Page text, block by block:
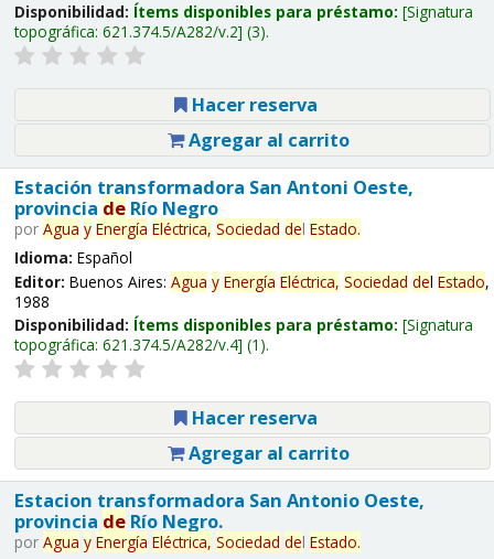
Disponibilidad: Ítems disponibles para préstamo: Signatura
topográfica: 621.374.5/A282/v.2 (3).
Hacer reserva
Agregar al carrito
Estación transformadora San Antoni Oeste,
provincia deRío Negro
por Agua y Energía Eléctrica, Sociedad del Estado.
Idioma: Español
Editor: Buenos Aires: Agua y Energía Eléctrica, Sociedad del Estado,
1988
Disponibilidad: Ítems disponibles para préstamo: Signatura
topográfica: 621.374.5/A282/v.4 (1).
Hacer reserva
Agregar al carrito
Estacion transformadora San Antonio Oeste,
provincia deRío Negro.
por Agua y Energía Eléctrica, Sociedad del Estado.